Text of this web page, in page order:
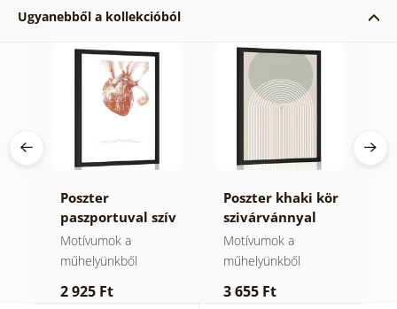
Ugyanebből a kollekcióból
Poszter
paszportuval szív
idézettel
Motívumok a
műhelyünkből
2 925 Ft
Poszter khaki kör
szivárvánnyal
Mid-Century.
Motívumok a
műhelyünkből
3 655 Ft